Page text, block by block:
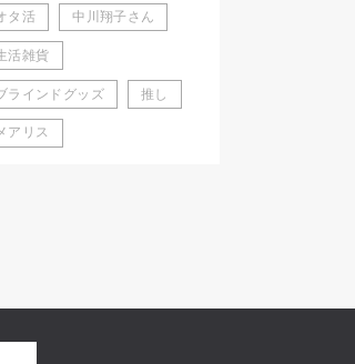
タ活 中川翔子さん
活雑貨
ラインドグッズ 推し
アリス